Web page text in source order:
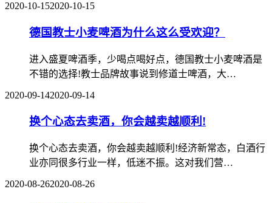
2020-10-152020-10-15
德国教士小麦啤酒为什么这么受欢迎？
进入盛夏啤酒季，少喝点喝好点，德国教士小麦啤酒是
不错的选择!教士品牌故事说到修道士啤酒，大…
2020-09-142020-09-14
换个心态去卖酒，你会越卖越顺利!
换个心态去卖酒，你会越卖越顺利!经济新常态，白酒行
业亦同很多行业一样，低迷不振。这对我们营…
2020-08-262020-08-26